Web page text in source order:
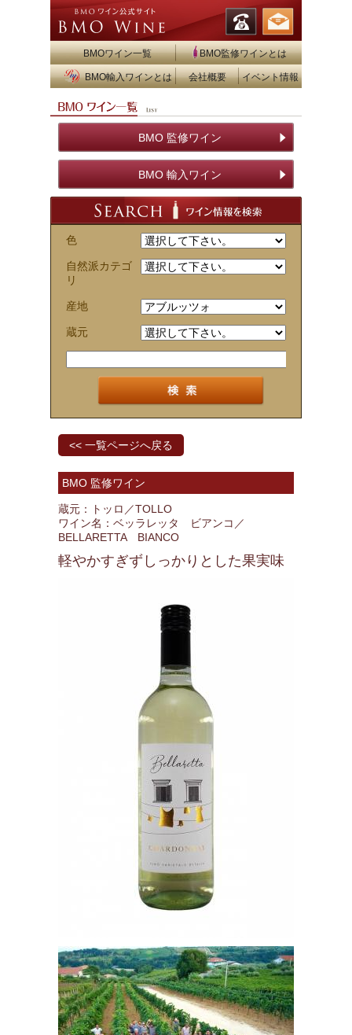
BMOワイン一覧 BMO監修ワインとは
BMO輸入ワインとは 会社概要 イベント情報
BMO 監修ワイン
BMO 輸入ワイン
色
自然派カテゴ
リ
産地
蔵元
<< 一覧ページへ戻る
BMO 監修ワイン
蔵元：トッロ／TOLLO
ワイン名：ベッラレッタ ビアンコ／
BELLARETTA BIANCO
軽やかすぎずしっかりとした果実味